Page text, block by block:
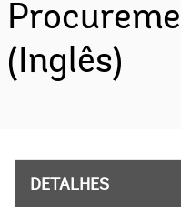
(Inglês)
DETALHES